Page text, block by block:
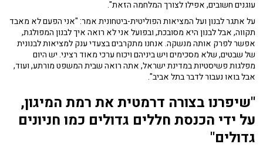
עוגנים חשובים, אפילו לצורך המלחמה הזאת".
על אתגר לבנון ועל המציאות הפוליטית-ביטחונית אמר: "אני הפעם לא מאבד
תקווה, אבל לבנון היא מסובכת, ובפועל אני לא רואה איך לבנון המפולגת,
אפשר לפרק אותה מנשקה. אנחנו מתקרבים בצעדי ענק למציאות לבנונית
של שבטים, שלא מסכימים ויש ביניהם ויכוח ערכי מאוד רציני. יש היום
מפלגות פשיסטיות במדינת ישראל, אתה רואה שבית המשפט מורתע, ועוד,
אבל בואו נעבור לדבר בתל אביב".
"שיפרנו בצורה דרמטית את רמת המיגון,
על ידי הכנסת חללים גדולים כמו חניונים
גדולים"